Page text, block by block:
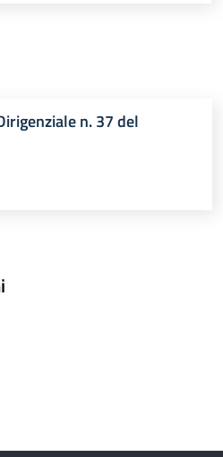
n. 37 del